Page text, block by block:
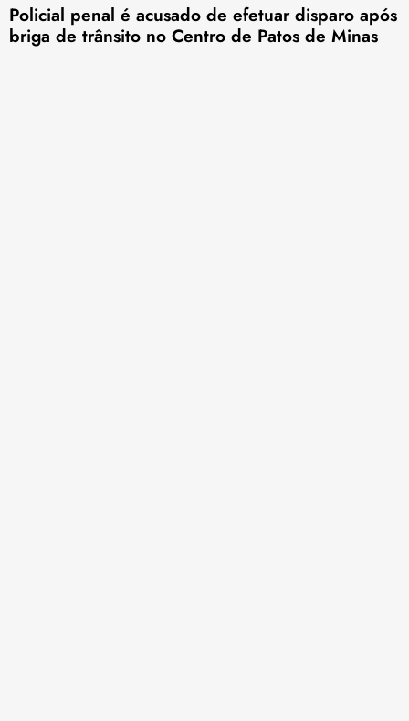
Policial penal é acusado de efetuar disparo após
briga de trânsito no Centro de Patos de Minas